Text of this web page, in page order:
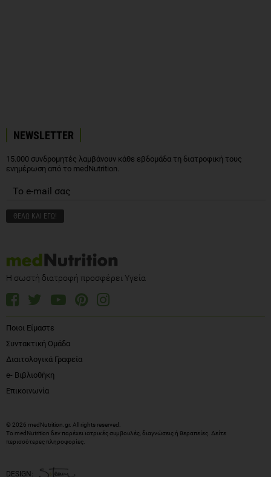
NEWSLETTER
15.000 συνδρομητές λαμβάνουν κάθε εβδομάδα τη διατροφική τους
ενημέρωση από το medNutrition.
Η σωστή διατροφή προσφέρει Υγεία
Ποιοι Είμαστε
Συντακτική Ομάδα
Διαιτολογικά Γραφεία
e- Βιβλιοθήκη
Επικοινωνία
© 2026 medNutrition.gr. All rights reserved.
Το medNutrition δεν παρέχει ιατρικές συμβουλές, διαγνώσεις ή θεραπείες. Δείτε
περισσότερες πληροφορίες
DESIGN: